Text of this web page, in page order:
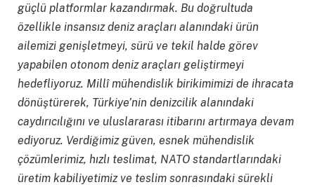
güçlü platformlar kazandırmak. Bu doğrultuda
özellikle insansız deniz araçları alanındaki ürün
ailemizi genişletmeyi, sürü ve tekil halde görev
yapabilen otonom deniz araçları geliştirmeyi
hedefliyoruz. Millîmühendislik birikimimizi de ihracata
dönüştürerek, Türkiye’nin denizcilik alanındaki
caydırıcılığını ve uluslararası itibarını artırmaya devam
ediyoruz. Verdiğimiz güven, esnek mühendislik
çözümlerimiz, hızlı teslimat, NATO standartlarındaki
üretim kabiliyetimiz ve teslim sonrasındaki sürekli